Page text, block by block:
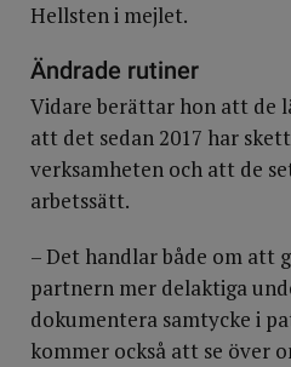
Hellsten i mejlet.
Ändrade rutiner
Vidare berättar hon att de
att det sedan 2017 har
verksamheten och att de
arbetssätt.
– Det handlar både om att
partnern mer delaktiga
dokumentera samtycke i
kommer också att se över